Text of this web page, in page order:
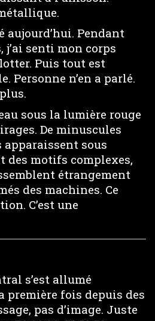
aujourd’hui. Pendant
j’ai senti mon corps
Puis tout est
Personne n’en a parlé.
sous la lumière rouge
De minuscules
sous
des motifs complexes,
étrangement
des machines. Ce
C’est une
s’est allumé
première fois depuis des
pas d’image. Juste